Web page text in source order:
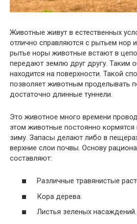
Животные живут в естественных
отлично справляются с рытьем нор
рытье норы животные встают в
передают землю друг другу. Таким
находится на поверхности. Такой
позволяет животным проделывать
достаточно длинные туннели.
Это животное много времени
этом животные постоянно кормятся
зиму. Запасы делают либо в
верхние слои почвы. Основу
составляют:
Различные травянистые
Кора дерева.
Листья зеленых насаждений.